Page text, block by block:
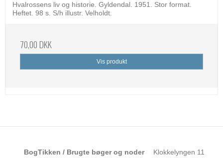
Hvalrossens liv og historie. Gyldendal. 1951. Stor format.
Heftet. 98 s. S/h illustr. Velholdt.
70,00 DKK
Vis produkt
BogTikken / Brugte bøger og noder
Klokkelyngen 11